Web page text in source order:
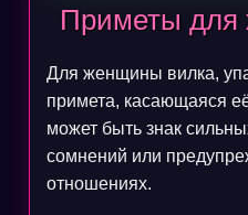
Приметы
Для женщины вилка,
примета, касающаяся
может быть знак
сомнений или
отношениях.